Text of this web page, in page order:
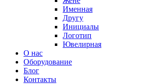
Именная
Другу
Инициалы
Логотип
Ювелирная
О нас
Оборудование
Блог
Контакты